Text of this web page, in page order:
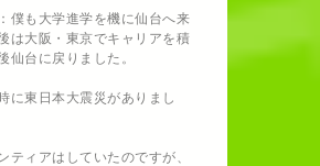
：僕も大学進学を機に仙台へ来
は大阪・東京でキャリアを積
仙台に戻りました。
に東日本大震災がありまし
ティアはしていたのですが、